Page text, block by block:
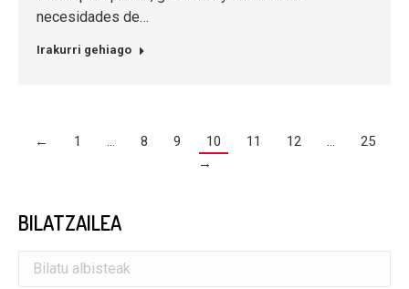
necesidades de…
Irakurri gehiago
← 1 8 9 10 11 12
25
→
BILATZAILEA